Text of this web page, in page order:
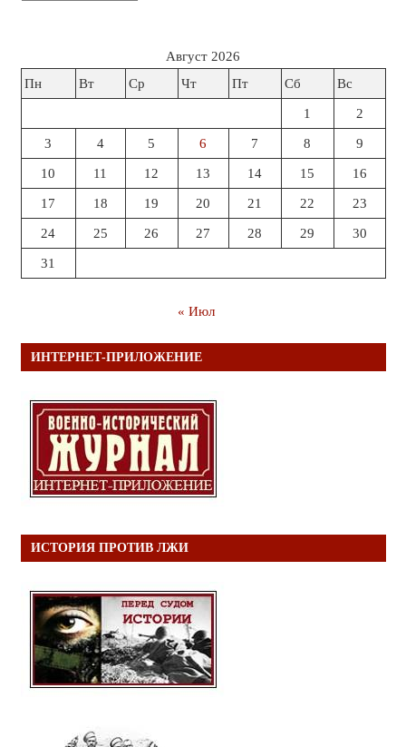
Август 2026
Пн
Вт Ср Чт Пт Сб Вс
1 2
3 4 5 6 7 8 9
10 11 12 13 14 15 16
17 18 19 20 21 22 23
24 25 26 27 28 29 30
31
« Июл
ИНТЕРНЕТ-ПРИЛОЖЕНИЕ
ИСТОРИЯ ПРОТИВ ЛЖИ